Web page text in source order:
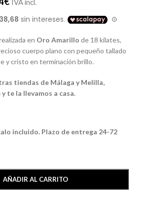
IVA incl.
en Oro Amarillo de 18 kilates,
cuerpo plano con pequeño tallado
y cristo en terminación brillo.
tiendas de Málaga y Melilla,
te la llevamos a casa.
incluido. Plazo de entrega 24-72
AÑADIR AL CARRITO